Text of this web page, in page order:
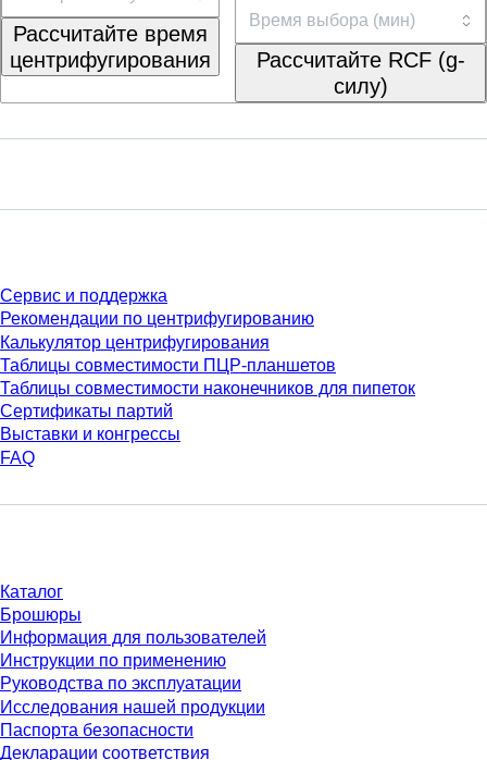
Рассчитайте время
центрифугирования
Рассчитайте RCF (g-
силу)
Сервис и поддержка
Рекомендации по центрифугированию
Калькулятор центрифугирования
Таблицы совместимости ПЦР-планшетов
Таблицы совместимости наконечников для пипеток
Сертификаты партий
Выставки и конгрессы
FAQ
Каталог
Брошюры
Информация для пользователей
Инструкции по применению
Руководства по эксплуатации
Исследования нашей продукции
Паспорта безопасности
Декларации соответствия